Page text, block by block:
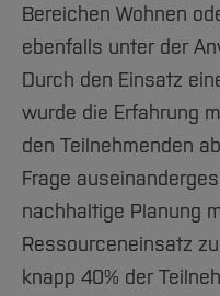
Bereichen Wohnen
ebenfalls unter der
Durch den Einsatz
wurde die Erfahrung
den Teilnehmenden
Frage
nachhaltige Planung
Ressourceneinsatz
knapp 40% der